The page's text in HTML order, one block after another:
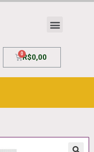
R$0,00